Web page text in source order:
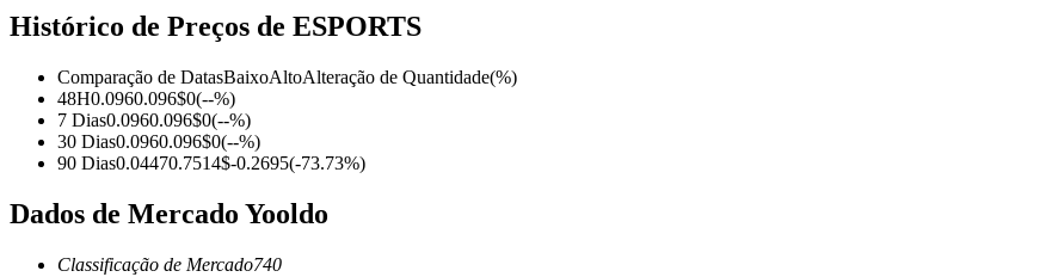
Futuros de criptomoeda
TradFi
Derivativos de ações, câmbio, metais preciosos e commodities
Histórico de Preços de ESPORTS
Comparação de DatasBaixoAltoAlteração de Quantidade(%)
48H0.0960.096$0(--%)
7 Dias0.0960.096$0(--%)
30 Dias0.0960.096$0(--%)
90 Dias0.04470.7514$-0.2695(-73.73%)
Dados de Mercado Yooldo
Classificação de Mercado740